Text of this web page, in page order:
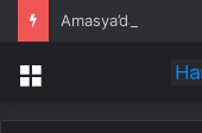
Amasya’da
Menü